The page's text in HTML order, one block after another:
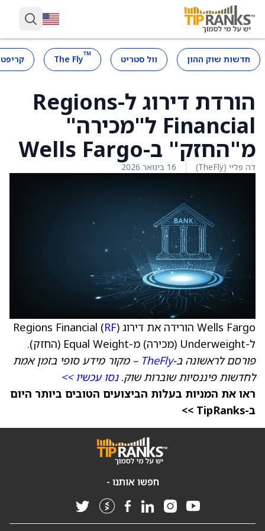
חדשות שוק ההון וול סטריט ™
The Fly
הורדת דירוג ל-Regions
Financial ל"מכירה"
מ"החזק" ב-Wells Fargo
דה פליי (TheFly) 16 בינואר 2026
Wells Fargo הורידה את דירוג Regions Financial ( RF)
ל-Underweight (מכירה) מ-Equal Weight (החזק).
פורסם לראשונה ב-TheFly – מקור מידע סופי בזמן אמת
לחדשות פיננסיות שוברות שוק.נסו עכשיו >>
ראו את המניות בעלות הביצועים הטובים ביותר היום
ב-TipRanks >>
חפשו אותנו -